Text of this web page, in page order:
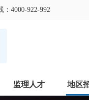
4000-922-992
监理人才 地区